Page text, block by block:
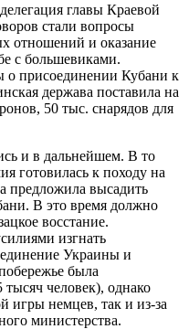
главы Краевой
стали вопросы
отношений и оказание
с большевиками.
о присоединении Кубани к
держава поставила на
50 тыс. снарядов для
и в дальнейшем. В то
готовилась к походу на
предложила высадить
В это время должно
восстание.
изгнать
Украины и
была
человек), однако
игры немцев, так и из-за
министерства.